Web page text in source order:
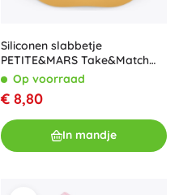
Siliconen slabbetje
PETITE&MARS Take&Match
intense ochre 6m+
Op voorraad
€ 8,80
In mandje